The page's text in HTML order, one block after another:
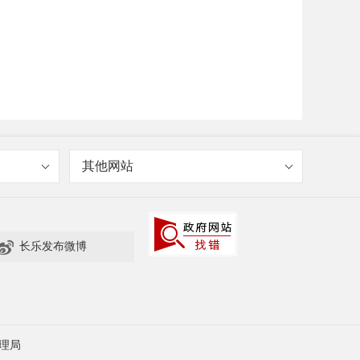
其他网站
长乐发布微博
局